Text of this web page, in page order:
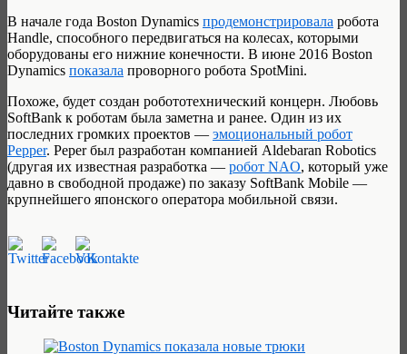
В начале года Boston Dynamics продемонстрировала робота
Handle, способного передвигаться на колесах, которыми
оборудованы его нижние конечности. В июне 2016 Boston
Dynamics показала проворного робота SpotMini.
Похоже, будет создан робототехнический концерн. Любовь
SoftBank к роботам была заметна и ранее. Один из их
последних громких проектов — эмоциональный робот
Pepper. Peper был разработан компанией Aldebaran Robotics
(другая их известная разработка — робот NAO, который уже
давно в свободной продаже) по заказу SoftBank Mobile —
крупнейшего японского оператора мобильной связи.
Читайте также